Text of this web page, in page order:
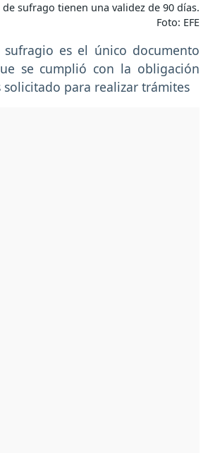
sufrago tienen una validez de 90 días.
Foto: EFE
es el único documento
se cumplió con la obligación
solicitado para realizar trámites